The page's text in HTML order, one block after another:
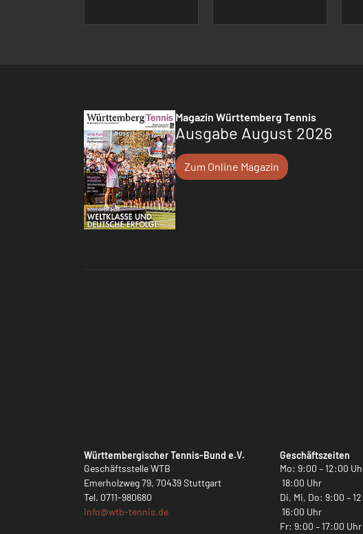
Magazin Württemberg Tennis
Ausgabe August 2026
Zum Online Magazin
Württembergischer Tennis-Bund e.V.
Geschäftsstelle WTB
Emerholzweg 79, 70439 Stuttgart
Tel. 0711-980680
info@wtb-tennis.de
Geschäftszeiten
Mo: 9:00 – 12:00
18:00 Uhr
Di, Mi, Do: 9:00 –
16:00 Uhr
Fr: 9:00 – 17:00 Uhr